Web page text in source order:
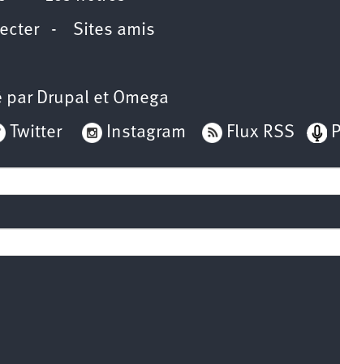
- Sites amis
par Drupal et Omega
Twitter Instagram Flux RSS